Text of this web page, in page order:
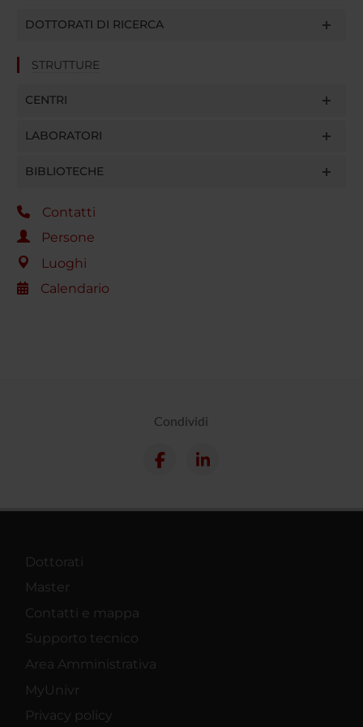
DOTTORATI DI RICERCA
STRUTTURE
CENTRI
LABORATORI
BIBLIOTECHE
Contatti
Persone
Luoghi
Calendario
Condividi
Dottorati
Master
Contatti e mappa
Supporto tecnico
Area Amministrativa
MyUnivr
Privacy policy